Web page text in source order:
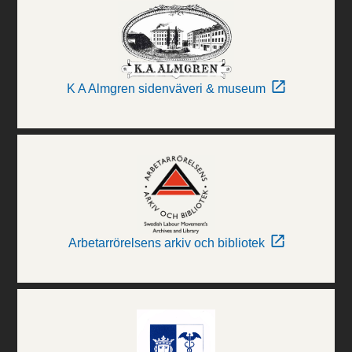
K A Almgren sidenväveri & museum
Arbetarrörelsens arkiv och bibliotek